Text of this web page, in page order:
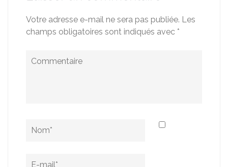
Votre adresse e-mail ne sera pas publiée. Les
champs obligatoires sont indiqués avec *